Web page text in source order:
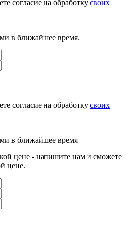
согласие на обработку своих
в ближайшее время.
согласие на обработку своих
в ближайшее время
цене - напишите нам и сможете
цене.